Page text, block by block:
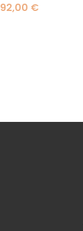
92,00 €